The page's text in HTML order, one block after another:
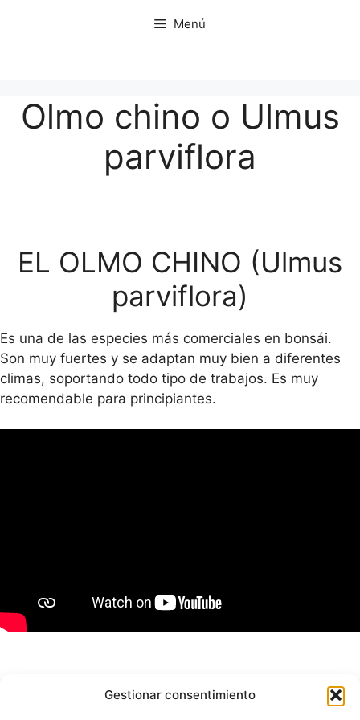
Gestionar consentimiento
Menú
Olmo chino o Ulmus
parviflora
EL OLMO CHINO (Ulmus
parviflora)
Es una de las especies más comerciales en bonsái.
Son muy fuertes y se adaptan muy bien a diferentes
climas, soportando todo tipo de trabajos. Es muy
recomendable para principiantes.